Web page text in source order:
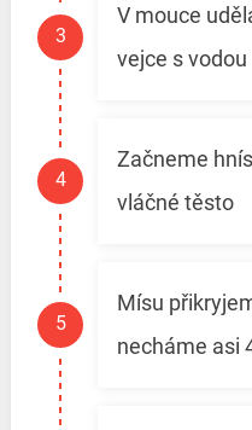
V mouce
vejce s vodou
Začneme
vláčné těsto
Mísu
necháme asi